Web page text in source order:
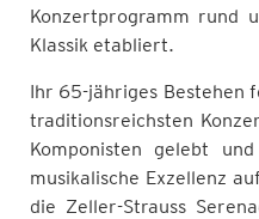
Konzertprogramm rund
Klassik etabliert.
Ihr 65-jähriges Bestehen
traditionsreichsten
Komponisten gelebt
musikalische Exzellenz
die Zeller-Strauss